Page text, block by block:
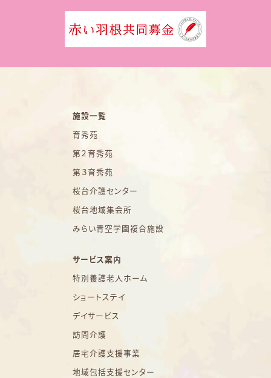
施設一覧
育秀苑
第２育秀苑
第３育秀苑
桜台介護センター
桜台地域集会所
みらい青空学園複合施設
サービス案内
特別養護老人ホーム
ショートステイ
デイサービス
訪問介護
居宅介護支援事業
地域包括支援センター